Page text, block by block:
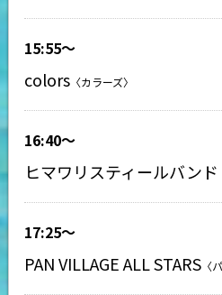
15:55〜
colors 〈カラーズ〉
16:40〜
ヒマワリスティールバンド
17:25〜
PAN VILLAGE ALL STARS 〈